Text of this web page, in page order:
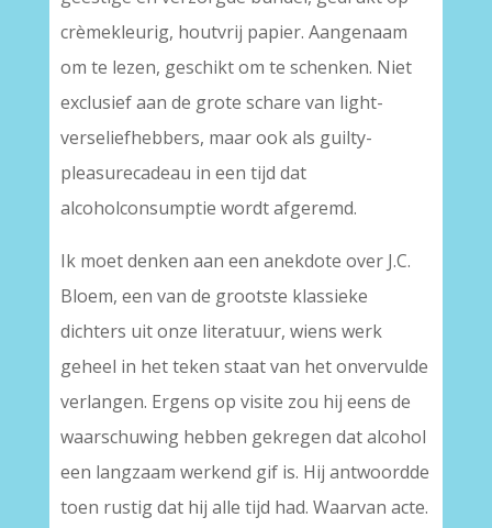
crèmekleurig, houtvrij papier. Aangenaam
om te lezen, geschikt om te schenken. Niet
exclusief aan de grote schare van light-
verseliefhebbers, maar ook als guilty-
pleasurecadeau in een tijd dat
alcoholconsumptie wordt afgeremd.
Ik moet denken aan een anekdote over J.C.
Bloem, een van de grootste klassieke
dichters uit onze literatuur, wiens werk
geheel in het teken staat van het onvervulde
verlangen. Ergens op visite zou hij eens de
waarschuwing hebben gekregen dat alcohol
een langzaam werkend gif is. Hij antwoordde
toen rustig dat hij alle tijd had. Waarvan acte.